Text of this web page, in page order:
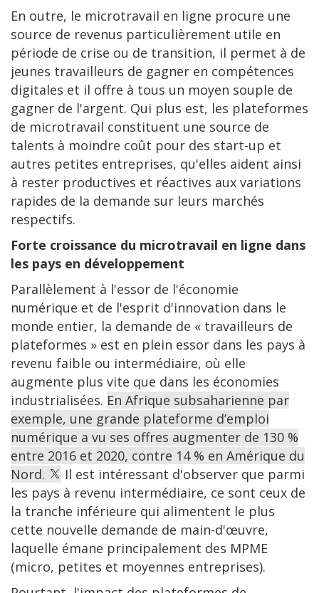
En outre, le microtravail en ligne procure une
source de revenus particulièrement utile en
période de crise ou de transition, il permet à de
jeunes travailleurs de gagner en compétences
digitales et il offre à tous un moyen souple de
gagner de l'argent. Qui plus est, les plateformes
de microtravail constituent une source de
talents à moindre coût pour des start-up et
autres petites entreprises, qu'elles aident ainsi
à rester productives et réactives aux variations
rapides de la demande sur leurs marchés
respectifs.
Forte croissance du microtravail en ligne dans
les pays en développement
Parallèlement à l'essor de l'économie
numérique et de l'esprit d'innovation dans le
monde entier, la demande de « travailleurs de
plateformes » est en plein essor dans les pays à
revenu faible ou intermédiaire, où elle
augmente plus vite que dans les économies
industrialisées. En Afrique subsaharienne par
exemple, une grande plateforme d’emploi
numérique a vu ses offres augmenter de 130 %
entre 2016 et 2020, contre 14 % en Amérique du
Nord.
Il est intéressant d'observer que parmi
les pays à revenu intermédiaire, ce sont ceux de
la tranche inférieure qui alimentent le plus
cette nouvelle demande de main-d'œuvre,
laquelle émane principalement des MPME
(micro, petites et moyennes entreprises).